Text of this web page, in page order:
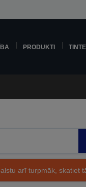
PRODUKTI TINTE
arī turpmāk, skatiet